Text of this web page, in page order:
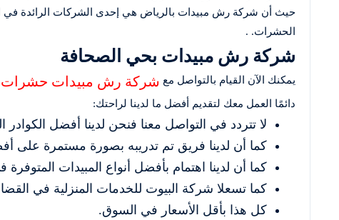
حيث أن شركة رش مبيدات بالرياض هي إحدى الشركات الرائدة في
الحشرات. .
شركة رش مبيدات بحي الصحافة
يمكنك الآن القيام بالتواصل مع شركة رش مبيدات حشرات
دائمًا العمل معك لتقديم أفضل ما لدينا لراحتك:
لا تتردد في التواصل معنا فنحن لدينا أفضل الكوادر
كما أن لدينا فريق تم تدريبه بصورة مستمرة على
كما أن لدينا اهتمام بأفضل أنواع المبيدات
كما تسعلا شركة البيوت للخدمات المنزلية في
كل هذا بأقل الأسعار في السوق.